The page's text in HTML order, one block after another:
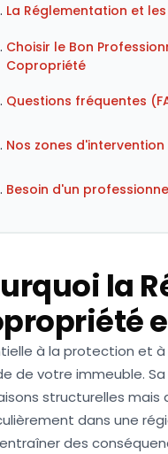
La Réglementation et
Choisir le Bon
Copropriété
Questions fréquentes
Nos zones d'intervention
Besoin d'un
la
à la protection et
de votre immeuble.
structurelles mais
dans une
des